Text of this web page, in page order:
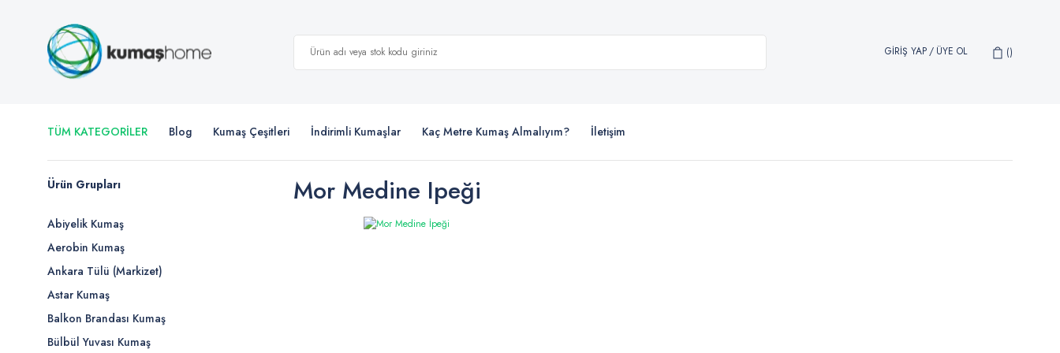
GİRİŞ YAP/ ÜYE OL
TÜM KATEGORİLER Blog Kumaş Çeşitleri İndirimli Kumaşlar Kaç Metre Kumaş Almalıyım? İletişim
Ürün Grupları
Abiyelik Kumaş
Aerobin Kumaş
Ankara Tülü (Markizet)
Astar Kumaş
Balkon Brandası Kumaş
Bülbül Yuvası Kumaş
Mor Medine Ipeği